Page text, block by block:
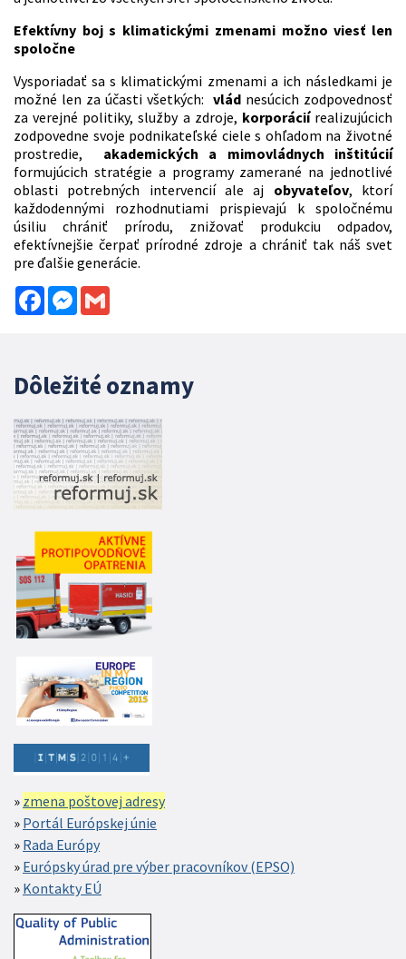
Efektívny boj s klimatickými zmenami možno viesť len
spoločne
Vysporiadať sa s klimatickými zmenami a ich následkami je
možné len za účasti všetkých: vlád nesúcich zodpovednosť
za verejné politiky, služby a zdroje, korporácií realizujúcich
zodpovedne svoje podnikateľské ciele s ohľadom na životné
prostredie, akademických a mimovládnych inštitúcií
formujúcich stratégie a programy zamerané na jednotlivé
oblasti potrebných intervencií ale aj obyvateľov, ktorí
každodennými rozhodnutiami prispievajú k spoločnému
úsiliu chrániť prírodu, znižovať produkciu odpadov,
efektívnejšie čerpať prírodné zdroje a chrániť tak náš svet
pre ďalšie generácie.
FacebookMessenger
Dôležité oznamy
zmena poštovej adresy
Portál Európskej únie
Rada Európy
Európsky úrad pre výber pracovníkov (EPSO)
Kontakty EÚ